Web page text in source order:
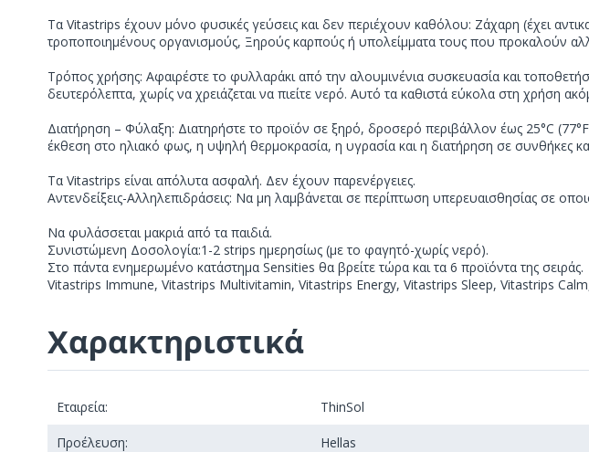
Τα Vitastrips έχουν μόνο φυσικές γεύσεις και δεν περιέχουν καθόλου: Ζάχαρη (έχει
τροποποιημένους οργανισμούς, Ξηρούς καρπούς ή υπολείμματα τους που προκαλούν
Τρόπος χρήσης: Αφαιρέστε το φυλλαράκι από την αλουμινένια συσκευασία και
δευτερόλεπτα, χωρίς να χρειάζεται να πιείτε νερό. Αυτό τα καθιστά εύκολα στη χρήση
Διατήρηση – Φύλαξη: Διατηρήστε το προϊόν σε ξηρό, δροσερό περιβάλλον έως 25°C
έκθεση στο ηλιακό φως, η υψηλή θερμοκρασία, η υγρασία και η διατήρηση σε συνθήκες
Τα Vitastrips είναι απόλυτα ασφαλή. Δεν έχουν παρενέργειες.
Αντενδείξεις-Αλληλεπιδράσεις: Να μη λαμβάνεται σε περίπτωση υπερευαισθησίας σε
Να φυλάσσεται μακριά από τα παιδιά.
Συνιστώμενη Δοσολογία:1-2 strips ημερησίως (με το φαγητό-χωρίς νερό).
Στο πάντα ενημερωμένο κατάστημα Sensities θα βρείτε τώρα και τα 6 προϊόντα της σειράς.
Vitastrips Immune, Vitastrips Multivitamin, Vitastrips Energy, Vitastrips Sleep, Vitastrips
Χαρακτηριστικά
Εταιρεία: ThinSol
Προέλευση: Hellas